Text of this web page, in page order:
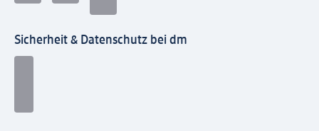
Sicherheit & Datenschutz bei dm